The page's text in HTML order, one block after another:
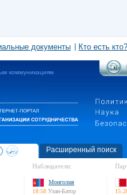
документы Кто есть кто?
коммуникациям
Расширенный поиск
Наблюдатели:
Монголия
18:58 Улан-Батор